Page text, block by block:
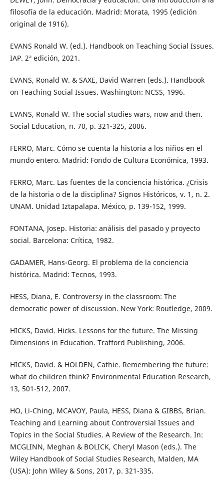
filosofía de la educación. Madrid: Morata, 1995 (edición
original de 1916).
EVANS Ronald W. (ed.). Handbook on Teaching Social Issues.
IAP. 2ª edición, 2021.
EVANS, Ronald W. & SAXE, David Warren (eds.). Handbook
on Teaching Social Issues. Washington: NCSS, 1996.
EVANS, Ronald W. The social studies wars, now and then.
Social Education, n. 70, p. 321-325, 2006.
FERRO, Marc. Cómo se cuenta la historia a los niños en el
mundo entero. Madrid: Fondo de Cultura Económica, 1993.
FERRO, Marc. Las fuentes de la conciencia histórica. ¿Crisis
de la historia o de la disciplina? Signos Históricos, v. 1, n. 2.
UNAM. Unidad Iztapalapa. México, p. 139-152, 1999.
FONTANA, Josep. Historia: análisis del pasado y proyecto
social. Barcelona: Crítica, 1982.
GADAMER, Hans-Georg. El problema de la conciencia
histórica. Madrid: Tecnos, 1993.
HESS, Diana, E. Controversy in the classroom: The
democratic power of discussion. New York: Routledge, 2009.
HICKS, David. Hicks. Lessons for the future. The Missing
Dimensions in Education. Trafford Publishing, 2006.
HICKS, David. & HOLDEN, Cathie. Remembering the future:
what do children think? Environmental Education Research,
13, 501-512, 2007.
HO, Li-Ching, MCAVOY, Paula, HESS, Diana & GIBBS, Brian.
Teaching and Learning about Controversial Issues and
Topics in the Social Studies. A Review of the Research. In:
MCGLINN, Meghan & BOLICK, Cheryl Mason (eds.). The
Wiley Handbook of Social Studies Research, Malden, MA
(USA): John Wiley & Sons, 2017, p. 321-335.